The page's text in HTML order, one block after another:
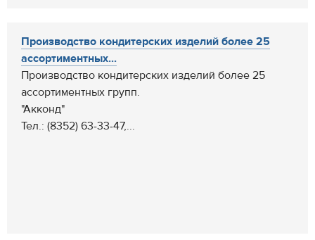
Производство кондитерских изделий более 25
ассортиментных...
Производство кондитерских изделий более 25
ассортиментных групп.
"Акконд"
Тел.: (8352) 63-33-47,...